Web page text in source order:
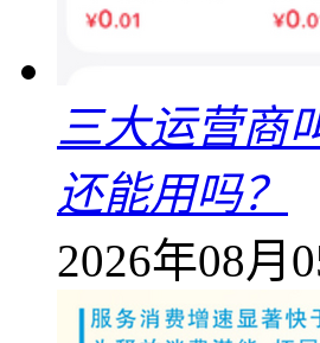
三大运营商
还能用吗？
2026年08月